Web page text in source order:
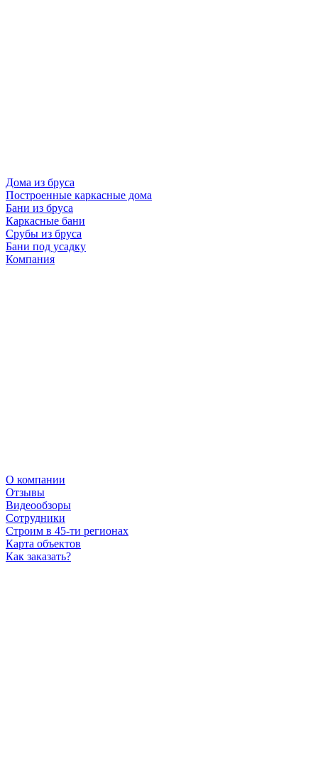
Дома из бруса
Построенные каркасные дома
Бани из бруса
Каркасные бани
Срубы из бруса
Бани под усадку
Компания
О компании
Отзывы
Видеообзоры
Сотрудники
Строим в 45-ти регионах
Карта объектов
Как заказать?